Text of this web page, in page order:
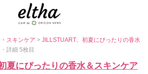
・スキンケア>JILLSTUART、初夏にぴったりの香水
詳細 5枚目
夏にぴったりの香水＆スキンケア